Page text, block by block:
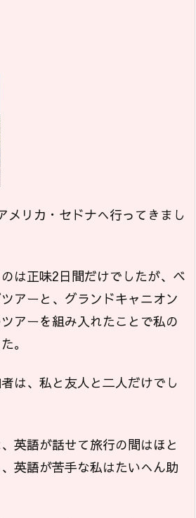
メリカ・セドナへ行ってきまし
は正味2日間だけでしたが、ベ
アーと、グランドキャニオン
アーを組み入れたことで私の
。
は、私と友人と二人だけでし
英語が話せて旅行の間はほと
英語が苦手な私はたいへん助